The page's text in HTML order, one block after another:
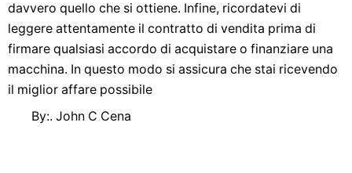
davvero quello che si ottiene. Infine, ricordatevi di
leggere attentamente il contratto di vendita prima di
firmare qualsiasi accordo di acquistare o finanziare una
macchina. In questo modo si assicura che stai ricevendo
il miglior affare possibile
By:. John C Cena